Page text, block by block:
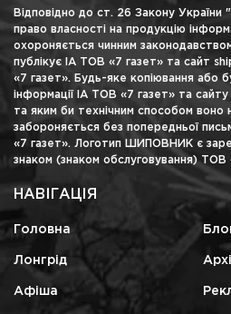
Відповідно до ст. 26 Закону України
право власності на продукцію
охороняється чинним
публікує ІА ТОВ «7 газет» та сайт
«7 газет». Будь-яке копіювання або
інформації ІА ТОВ «7 газет» та
та яким би технічним способом воно
забороняється без попередньої
«7 газет». Логотип ШИПОВНИК є
знаком (знаком обслуговування) ТОВ
НАВІГАЦІЯ
Головна
Лонгрід
Афіша